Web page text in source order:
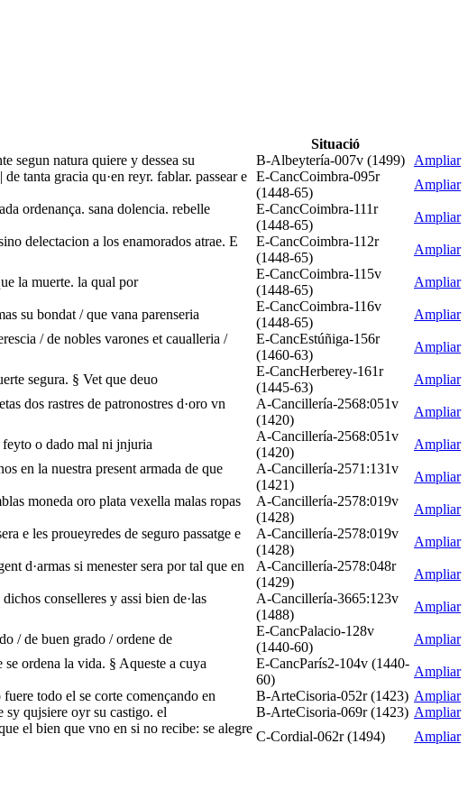
Situació
segun natura quiere y dessea su B-Albeytería-007v (1499)
Ampliar
tanta gracia qu·en reyr. fablar. passear e E-CancCoimbra-095r
(1448-65)
Ampliar
ordenança. sana dolencia. rebelle
E-CancCoimbra-111r
(1448-65)
Ampliar
delectacion a los enamorados atrae. E
E-CancCoimbra-112r
(1448-65)
Ampliar
la muerte. la qual por
E-CancCoimbra-115v
(1448-65)
Ampliar
su bondat / que vana parenseria
E-CancCoimbra-116v
(1448-65)
Ampliar
/ de nobles varones et caualleria /
E-CancEstúñiga-156r
(1460-63)
Ampliar
segura. § Vet que deuo
E-CancHerberey-161r
(1445-63)
Ampliar
dos rastres de patronostres d·oro vn
A-Cancillería-2568:051v
(1420)
Ampliar
feyto o dado mal ni jnjuria
A-Cancillería-2568:051v
(1420)
Ampliar
en la nuestra present armada de que
A-Cancillería-2571:131v
(1421)
Ampliar
moneda oro plata vexella malas ropas
A-Cancillería-2578:019v
(1428)
Ampliar
e les proueyredes de seguro passatge e
A-Cancillería-2578:019v
(1428)
Ampliar
d·armas si menester sera por tal que en
A-Cancillería-2578:048r
(1429)
Ampliar
conselleres y assi bien de·las
A-Cancillería-3665:123v
(1488)
Ampliar
/ de buen grado / ordene de
E-CancPalacio-128v
(1440-60)
Ampliar
ordena la vida. § Aqueste a cuya
E-CancParís2-104v (1440-
60)
Ampliar
todo el se corte començando en B-ArteCisoria-052r (1423) Ampliar
sy qujsiere oyr su castigo. el B-ArteCisoria-069r (1423) Ampliar
el bien que vno en si no recibe: se alegre
C-Cordial-062r (1494) Ampliar